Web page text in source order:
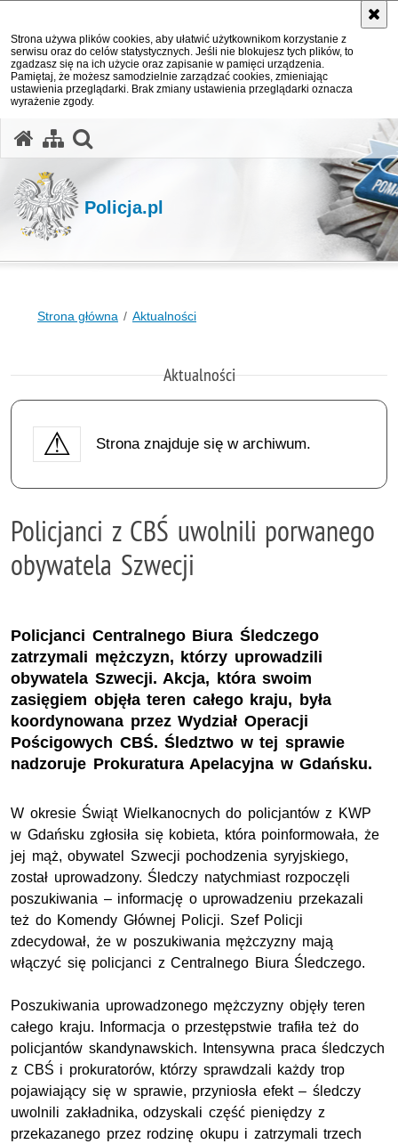
Strona używa plików cookies, aby ułatwić użytkownikom korzystanie z
serwisu oraz do celów statystycznych. Jeśli nie blokujesz tych plików, to
zgadzasz się na ich użycie oraz zapisanie w pamięci urządzenia.
Pamiętaj, że możesz samodzielnie zarządzać cookies, zmieniając
ustawienia przeglądarki. Brak zmiany ustawienia przeglądarki oznacza
wyrażenie zgody.
Policja.pl
Strona główna Aktualności
Aktualności
Strona znajduje się w archiwum.
Policjanci z CBŚ uwolnili porwanego
obywatela Szwecji
Policjanci Centralnego Biura Śledczego
zatrzymali mężczyzn, którzy uprowadzili
obywatela Szwecji. Akcja, która swoim
zasięgiem objęła teren całego kraju, była
koordynowana przez Wydział Operacji
Pościgowych CBŚ. Śledztwo w tej sprawie
nadzoruje Prokuratura Apelacyjna w Gdańsku.
W okresie Świąt Wielkanocnych do policjantów z KWP
w Gdańsku zgłosiła się kobieta, która poinformowała, że
jej mąż, obywatel Szwecji pochodzenia syryjskiego,
został uprowadzony. Śledczy natychmiast rozpoczęli
poszukiwania – informację o uprowadzeniu przekazali
też do Komendy Głównej Policji. Szef Policji
zdecydował, że w poszukiwania mężczyzny mają
włączyć się policjanci z Centralnego Biura Śledczego.
Poszukiwania uprowadzonego mężczyzny objęły teren
całego kraju. Informacja o przestępstwie trafiła też do
policjantów skandynawskich. Intensywna praca śledczych
z CBŚ i prokuratorów, którzy sprawdzali każdy trop
pojawiający się w sprawie, przyniosła efekt – śledczy
uwolnili zakładnika, odzyskali część pieniędzy z
przekazanego przez rodzinę okupu i zatrzymali trzech